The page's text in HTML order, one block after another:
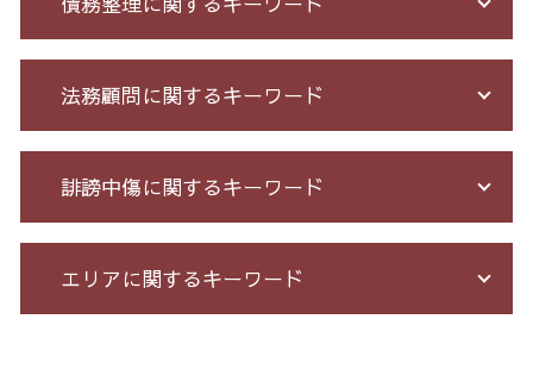
ネット 詐欺 被害
投資詐欺 回収
サクラ サイト 詐欺
お金 を 騙し 取 られ たら
先物取引 詐欺
詐欺 被害 お金 戻っ て くる
投資 信託 詐欺
高齢者 詐欺 被害
詐欺 返金されない
詐欺 泣き寝入り
債務整理 相談 流れ
サラ金 過払い
過払い金 遅延損害金
借金 払えない 相談
過払い 利息
個人 自己破産 デメリット
給与所得者 再生
法務顧問に関するキーワード
残業 問題
有給 取得 トラブル
不当解雇 とは
企業法務 とは
誹謗中傷に関するキーワード
発信者情報 開示請求
誹謗中傷 どこから
エリアに関するキーワード